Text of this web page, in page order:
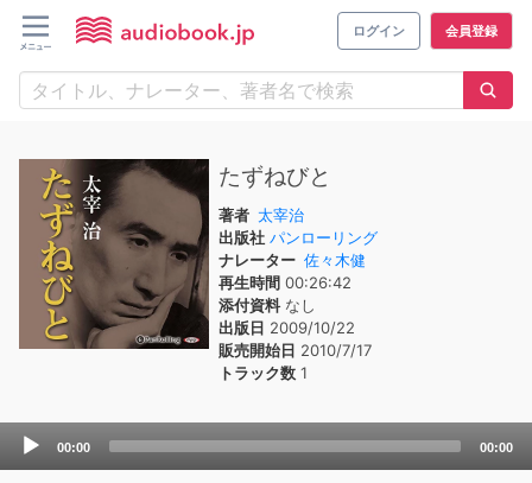
ログイン 会員登録
たずねびと
著者 太宰治
出版社 パンローリング
ナレーター 佐々木健
再生時間 00:26:42
添付資料なし
出版日 2009/10/22
販売開始日 2010/7/17
トラック数 1
Audio
00:00 00:00